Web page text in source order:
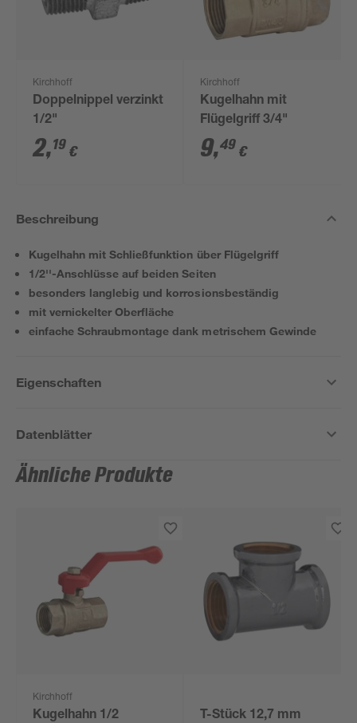
Kirchhoff
Doppelnippel verzinkt
1/2"
2,19 €
Kirchhoff
Kugelhahn mit
Flügelgriff 3/4"
9,49 €
Beschreibung
Kugelhahn mit Schließfunktion über Flügelgriff
1/2''-Anschlüsse auf beiden Seiten
besonders langlebig und korrosionsbeständig
mit vernickelter Oberfläche
einfache Schraubmontage dank metrischem Gewinde
Eigenschaften
Datenblätter
Ähnliche Produkte
Kirchhoff
Kugelhahn 1/2
T-Stück 12,7 mm